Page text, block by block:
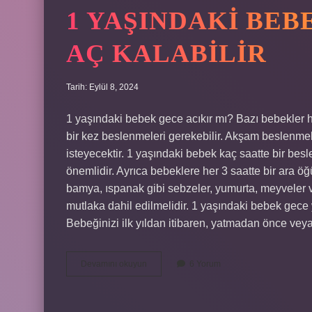
1 YAŞINDAKI
AÇ KALABILIR
Tarih: Eylül 8, 2024
1 yaşındaki bebek gece acıkır mı? Bazı
bir kez beslenmeleri gerekebilir. Akşam
isteyecektir. 1 yaşındaki bebek kaç saatte bir
önemlidir. Ayrıca bebeklere her 3 saatte bir ara
bamya, ıspanak gibi sebzeler, yumurta,
mutlaka dahil edilmelidir. 1 yaşındaki bebek
Bebeğinizi ilk yıldan itibaren, yatmadan önce